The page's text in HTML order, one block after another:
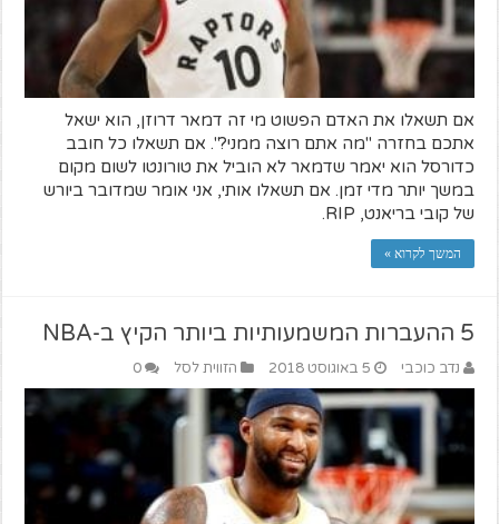
אם תשאלו את האדם הפשוט מי זה דמאר דרוזן, הוא ישאל
אתכם בחזרה "מה אתם רוצה ממני?". אם תשאלו כל חובב
כדורסל הוא יאמר שדמאר לא הוביל את טורונטו לשום מקום
במשך יותר מדי זמן. אם תשאלו אותי, אני אומר שמדובר ביורש
של קובי בריאנט, RIP.
המשך לקרוא »
5 ההעברות המשמעותיות ביותר הקיץ ב-NBA
נדב כוכבי 5 באוגוסט 2018 הזווית לסל 0